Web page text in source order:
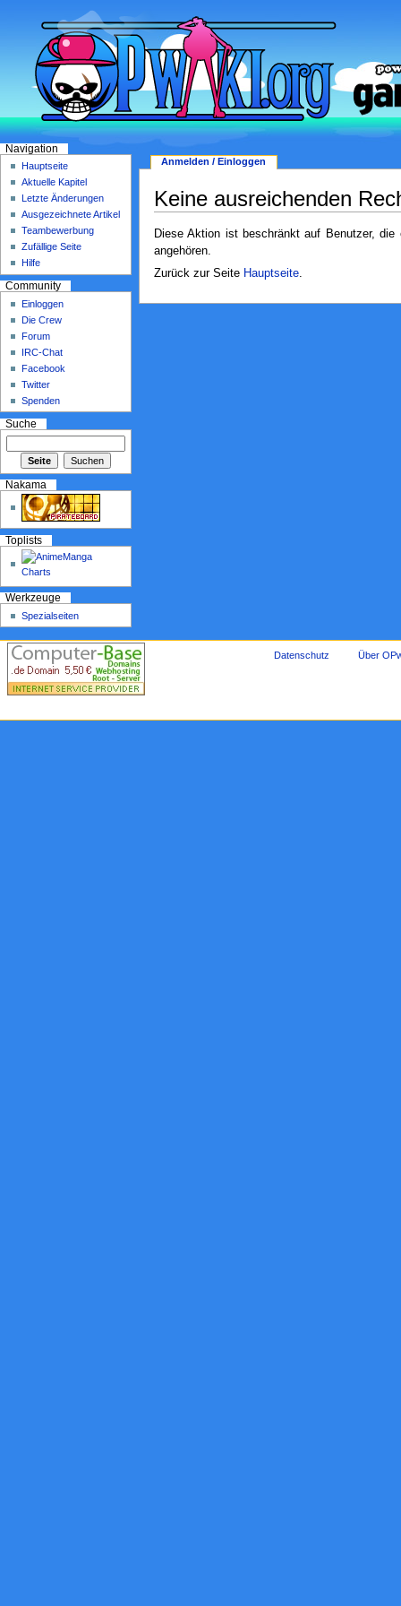
Keine ausreichenden
Diese Aktion ist beschränkt auf Benutzer, die
angehören.
Zurück zur Seite Hauptseite.
Anmelden / Einloggen
Navigation
Hauptseite
Aktuelle Kapitel
Letzte Änderungen
Ausgezeichnete Artikel
Teambewerbung
Zufällige Seite
Hilfe
Community
Einloggen
Die Crew
Forum
IRC-Chat
Facebook
Twitter
Spenden
Suche
Nakama
Toplists
Werkzeuge
Spezialseiten
Datenschutz Über